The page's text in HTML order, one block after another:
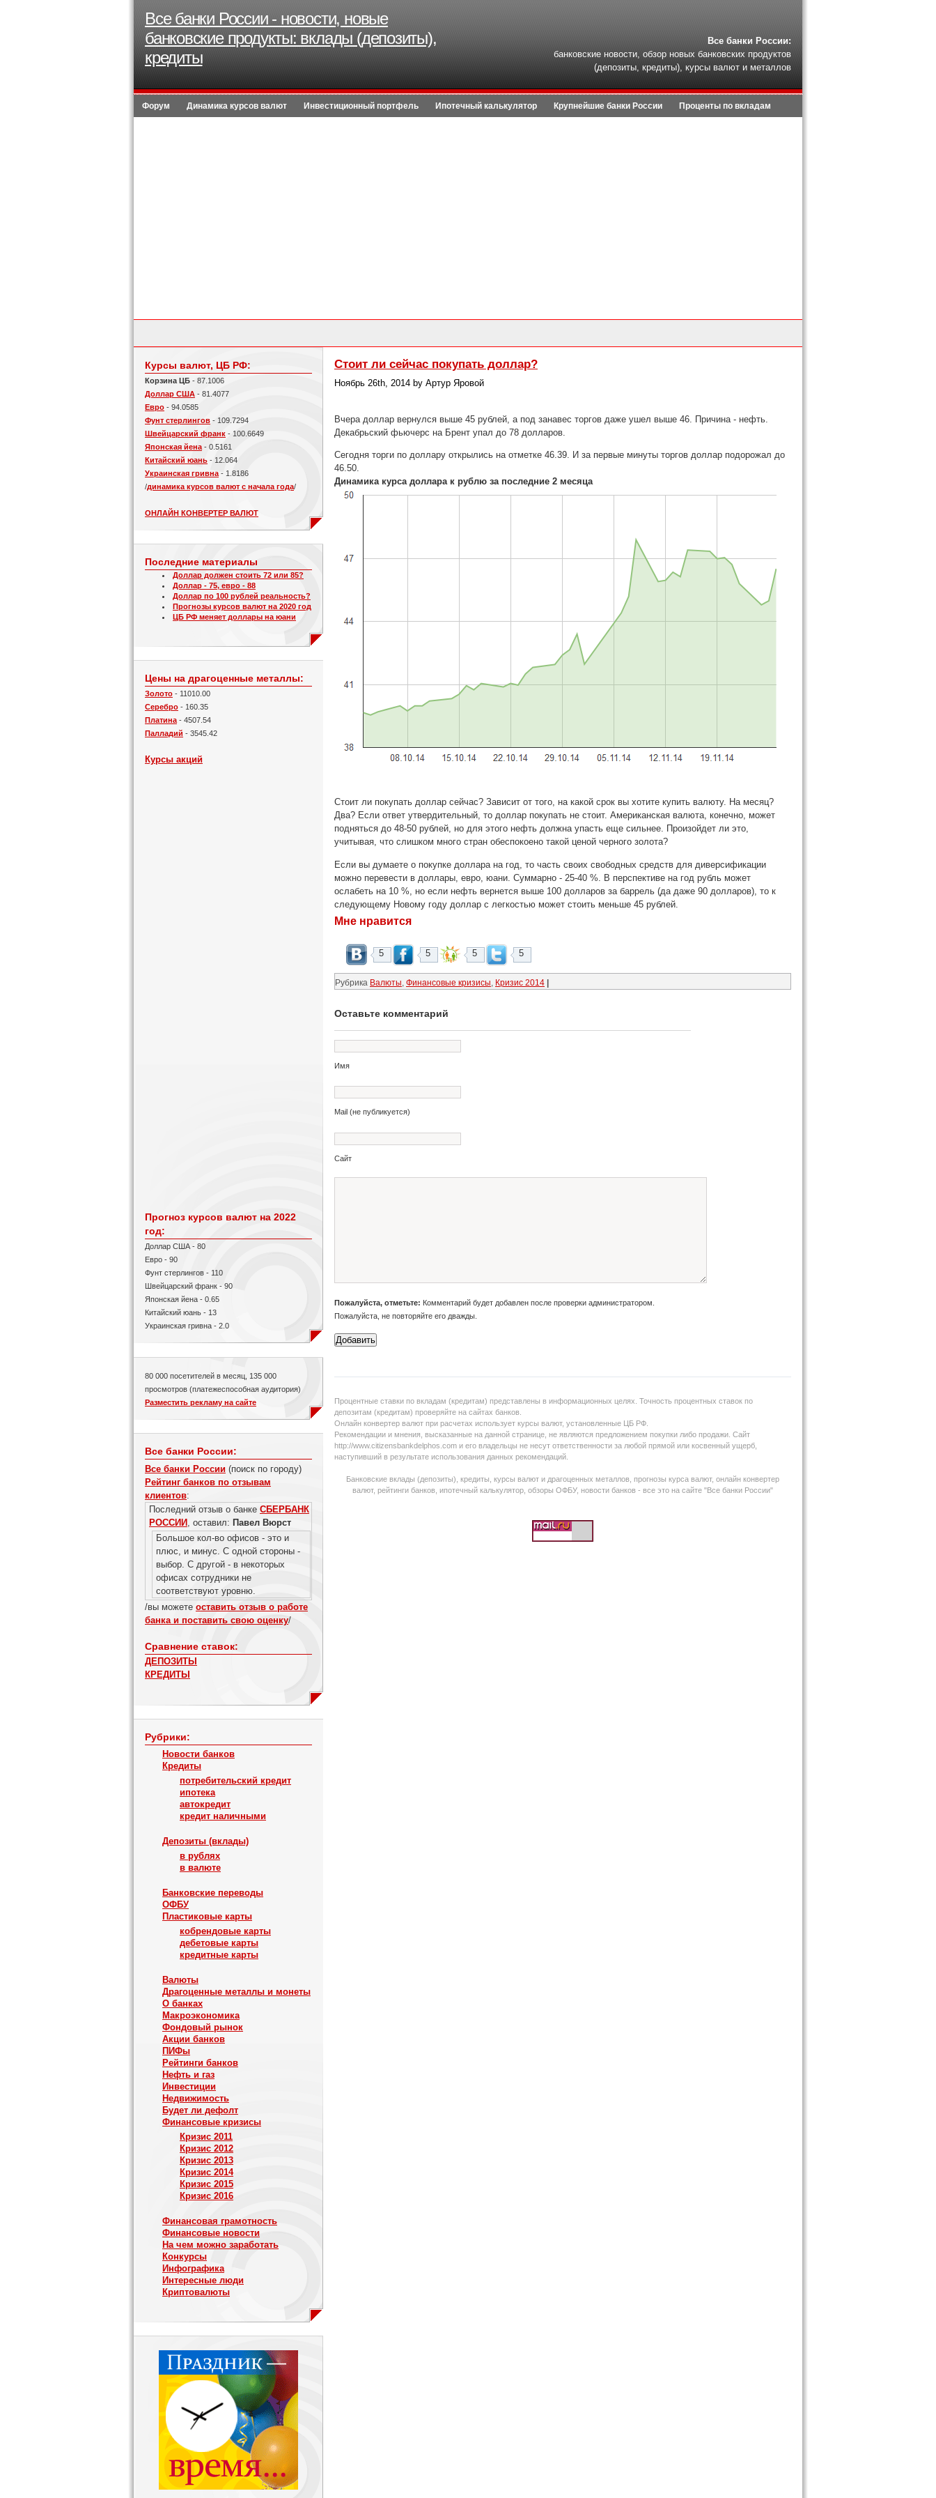
Все банки России - новости, новые
банковские продукты: вклады (депозиты),
кредиты
Все банки России:
банковские новости, обзор новых банковских продуктов
(депозиты, кредиты), курсы валют и металлов
Форум Динамика курсов валют Инвестиционный портфель Ипотечный калькулятор Крупнейшие банки России Проценты по вкладам
Курсы валют, ЦБ РФ:
Корзина ЦБ - 87.1006
Доллар США - 81.4077
Евро - 94.0585
Фунт стерлингов - 109.7294
Швейцарский франк - 100.6649
Японская йена - 0.5161
Китайский юань - 12.064
Украинская гривна - 1.8186
/динамика курсов валют с начала года/
ОНЛАЙН КОНВЕРТЕР ВАЛЮТ
Последние материалы
Доллар должен стоить 72 или 85?
Доллар - 75, евро - 88
Доллар по 100 рублей реальность?
Прогнозы курсов валют на 2020 год
ЦБ РФ меняет доллары на юани
Цены на драгоценные металлы:
Золото - 11010.00
Серебро - 160.35
Платина - 4507.54
Палладий - 3545.42
Курсы акций
Прогноз курсов валют на 2022
год:
Доллар США - 80
Евро - 90
Фунт стерлингов - 110
Швейцарский франк - 90
Японская йена - 0.65
Китайский юань - 13
Украинская гривна - 2.0
80 000 посетителей в месяц, 135 000
просмотров (платежеспособная аудитория)
Разместить рекламу на сайте
Все банки России:
Все банки России (поиск по городу)
Рейтинг банков по отзывам
клиентов:
Последний отзыв о банке СБЕРБАНК
РОССИИ , оставил: Павел Вюрст
Большое кол-во офисов - это и
плюс, и минус. С одной стороны -
выбор. С другой - в некоторых
офисах сотрудники не
соответствуют уровню.
/вы можете оставить отзыв о работе
банка и поставить свою оценку/
Сравнение ставок:
ДЕПОЗИТЫ
КРЕДИТЫ
Рубрики:
Новости банков
Кредиты
потребительский кредит
ипотека
автокредит
кредит наличными
Депозиты (вклады)
в рублях
в валюте
Банковские переводы
ОФБУ
Пластиковые карты
кобрендовые карты
дебетовые карты
кредитные карты
Валюты
Драгоценные металлы и монеты
О банках
Макроэкономика
Фондовый рынок
Акции банков
ПИФы
Рейтинги банков
Нефть и газ
Инвестиции
Недвижимость
Будет ли дефолт
Финансовые кризисы
Кризис 2011
Кризис 2012
Кризис 2013
Кризис 2014
Кризис 2015
Кризис 2016
Финансовая грамотность
Финансовые новости
На чем можно заработать
Конкурсы
Инфографика
Интересные люди
Криптовалюты
Стоит ли сейчас покупать доллар?
Ноябрь 26th, 2014 by Артур Яровой
Вчера доллар вернулся выше 45 рублей, а под занавес торгов даже ушел выше 46. Причина - нефть.
Декабрьский фьючерс на Брент упал до 78 долларов.
Сегодня торги по доллару открылись на отметке 46.39. И за первые минуты торгов доллар подорожал до
46.50.
Динамика курса доллара к рублю за последние 2 месяца
Стоит ли покупать доллар сейчас? Зависит от того, на какой срок вы хотите купить валюту. На месяц?
Два? Если ответ утвердительный, то доллар покупать не стоит. Американская валюта, конечно, может
подняться до 48-50 рублей, но для этого нефть должна упасть еще сильнее. Произойдет ли это,
учитывая, что слишком много стран обеспокоено такой ценой черного золота?
Если вы думаете о покупке доллара на год, то часть своих свободных средств для диверсификации
можно перевести в доллары, евро, юани. Суммарно - 25-40 %. В перспективе на год рубль может
ослабеть на 10 %, но если нефть вернется выше 100 долларов за баррель (да даже 90 долларов), то к
следующему Новому году доллар с легкостью может стоить меньше 45 рублей.
Мне нравится
5 5 5 5
Рубрика Валюты Финансовые кризисы Кризис 2014
Оставьте комментарий
Имя
Mail (не публикуется)
Сайт
Пожалуйста, отметьте: Комментарий будет добавлен после проверки администратором.
Пожалуйста, не повторяйте его дважды.
Процентные ставки по вкладам (кредитам) представлены в информационных целях. Точность процентных ставок по
депозитам (кредитам) проверяйте на сайтах банков.
Онлайн конвертер валют при расчетах использует курсы валют, установленные ЦБ РФ.
Рекомендации и мнения, высказанные на данной странице, не являются предложением покупки либо продажи. Сайт
http://www.citizensbankdelphos.com и его владельцы не несут ответственности за любой прямой или косвенный ущерб,
наступивший в результате использования данных рекомендаций.
Банковские вклады (депозиты), кредиты, курсы валют и драгоценных металлов, прогнозы курса валют, онлайн конвертер
валют, рейтинги банков, ипотечный калькулятор, обзоры ОФБУ, новости банков - все это на сайте "Все банки России"